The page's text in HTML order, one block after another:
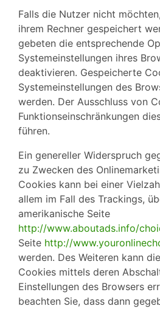
Falls die Nutzer nicht
ihrem Rechner gespeichert
gebeten die entsprechende
Systemeinstellungen ihres
deaktivieren. Gespeicherte
Systemeinstellungen des
werden. Der Ausschluss von
Funktionseinschränkungen
führen.
Ein genereller Widerspruch
zu Zwecken des
Cookies kann bei einer
allem im Fall des Trackings,
amerikanische Seite
http://www.aboutads.info/
Seite http://
werden. Des Weiteren kann
Cookies mittels deren
Einstellungen des Browsers
beachten Sie, dass dann